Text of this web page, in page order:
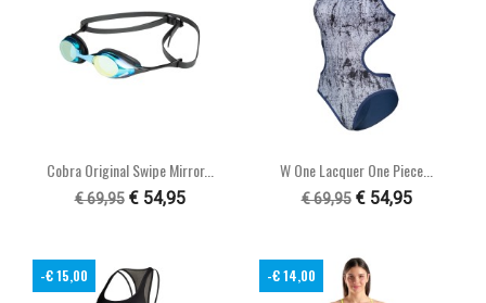
Cobra Original Swipe Mirror...
€ 69,95 € 54,95
W One Lacquer One Piece...
€ 69,95 € 54,95
-€ 15,00 -€ 14,00